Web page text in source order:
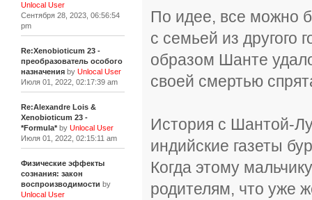
Unlocal User
Сентября 28, 2023, 06:56:54
pm
Re:Xenobioticum 23 -
преобразователь особого
назначенияby Unlocal User
Июля 01, 2022, 02:17:39 am
Re:Alexandre Lois &
Xenobioticum 23 -
*Formula*by Unlocal User
Июля 01, 2022, 02:15:11 am
Физические эффекты
сознания: закон
воспроизводимости by
Unlocal User
По идее, все можно
с семьей из другого
образом Шанте
своей смертью
История с Шантой-
индийские газеты
Когда этому
родителям, что уже